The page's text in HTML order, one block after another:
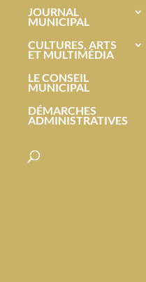
JOURNAL
MUNICIPAL
CULTURES, ARTS
ET MULTIMÉDIA
LE CONSEIL
MUNICIPAL
DÉMARCHES
ADMINISTRATIVES